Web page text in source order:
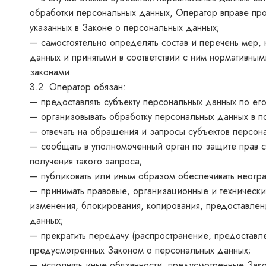
обработки персональных данных, Оператор вправе
указанных в Законе о персональных данных;
— самостоятельно определять состав и перечень
данных и принятыми в соответствии с ним
законами.
3.2. Оператор обязан:
— предоставлять субъекту персональных данных по
— организовывать обработку персональных данных
— отвечать на обращения и запросы субъектов
— сообщать в уполномоченный орган по защите прав
получения такого запроса;
— публиковать или иным образом обеспечивать
— принимать правовые, организационные и
изменения, блокирования, копирования,
данных;
— прекратить передачу (распространение,
предусмотренных Законом о персональных данных;